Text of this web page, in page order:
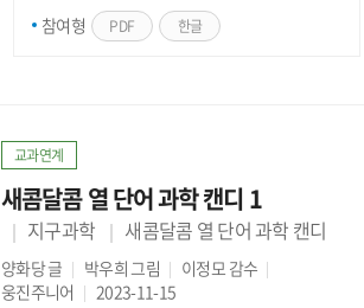
참여형 PDF 한글
교과연계
새콤달콤 열 단어 과학 캔디 1
지구과학 새콤달콤 열 단어 과학 캔디
양화당글 박우희그림 이정모 감수
웅진주니어
2023-11-15